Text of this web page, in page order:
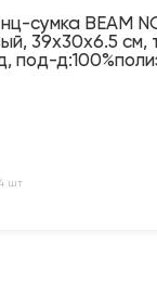
сумка BEAM
39х30х6.5 см,
под-
шт